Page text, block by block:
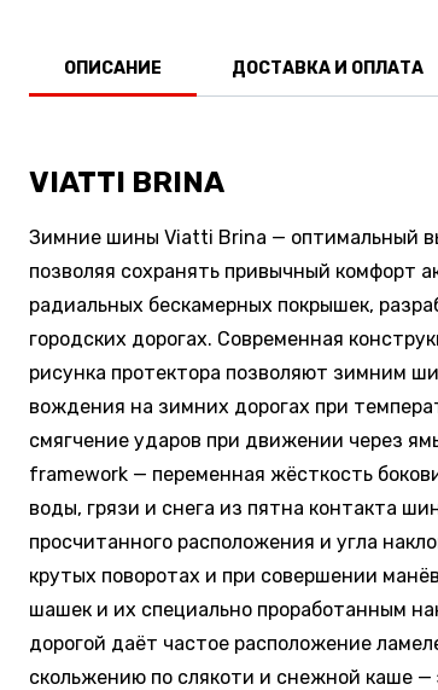
ОПИСАНИЕ ДОСТАВКА И ОПЛАТА
VIATTI BRINA
Зимние шины Viatti Brina — оптимальный
позволяя сохранять привычный комфорт
радиальных бескамерных покрышек,
городских дорогах. Современная
рисунка протектора позволяют зимним
вождения на зимних дорогах при
смягчение ударов при движении через
framework — переменная жёсткость
воды, грязи и снега из пятна контакта
просчитанного расположения и угла
крутых поворотах и при совершении
шашек и их специально проработанным
дорогой даёт частое расположение
скольжению по слякоти и снежной каше